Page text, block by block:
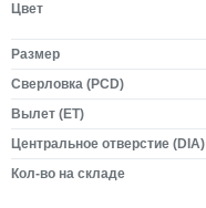
Цвет
Размер
Сверловка (PCD)
Вылет (ET)
Центральное отверстие (DIA)
Кол-во на складе